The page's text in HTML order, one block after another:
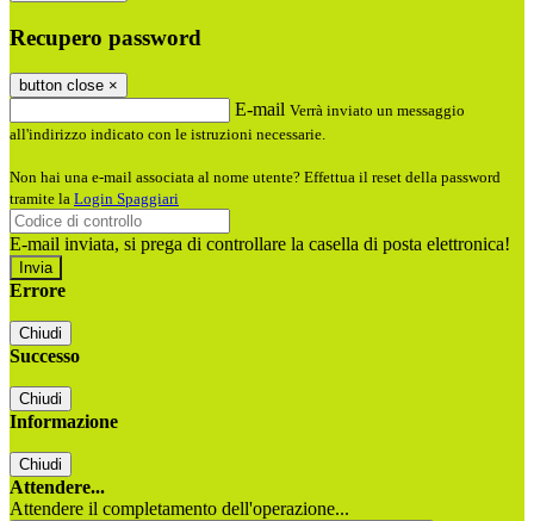
Recupero password
button close ×
E-mail Verrà inviato un messaggio
all'indirizzo indicato con le istruzioni necessarie.
Non hai una e-mail associata al nome utente? Effettua il reset della password
tramite la Login Spaggiari
E-mail inviata, si prega di controllare la casella di posta elettronica!
Errore
Chiudi
Successo
Chiudi
Informazione
Chiudi
Attendere...
Attendere il completamento dell'operazione...